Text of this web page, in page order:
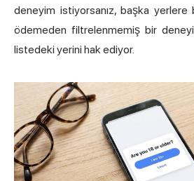
deneyim istiyorsanız, başka yerlere
ödemeden filtrelenmemiş bir
listedeki yerini hak ediyor.